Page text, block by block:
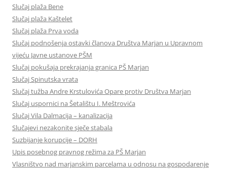
Slučaj plaža Bene
Slučaj plaža Kaštelet
Slučaj plaža Prva voda
Slučaj podnošenja ostavki članova Društva Marjan u Upravnom
vijeću Javne ustanove PŠM
Slučaj pokušaja prekrajanja granica PŠ Marjan
Slučaj Spinutska vrata
Slučaj tužba Andre Krstulovića Opare protiv Društva Marjan
Slučaj uspornici na Šetalištu I. Meštrovića
Slučaj Vila Dalmacija – kanalizacija
Slučajevi nezakonite sječe stabala
Suzbijanje korupcije – DORH
Upis posebnog pravnog režima za PŠ Marjan
Vlasništvo nad marjanskim parcelama u odnosu na gospodarenje